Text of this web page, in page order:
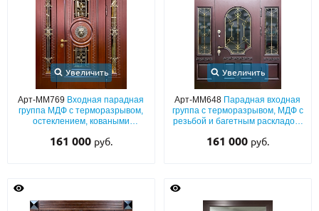
Увеличить
Арт-ММ769 Входная парадная
группа МДФ с терморазрывом,
остеклением, коваными
голова»
161 000 руб.
Увеличить
Арт-ММ648 Парадная входная
группа с терморазрывом, МДФ с
резьбой и багетным раскладом,
161 000 руб.